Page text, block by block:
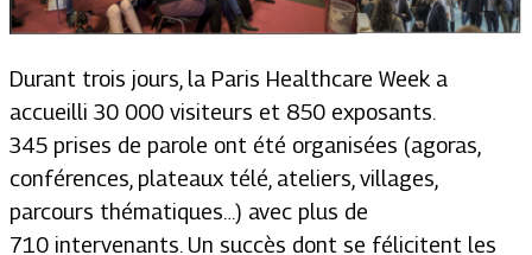
Durant trois jours, la Paris Healthcare Week a
accueilli 30 000 visiteurs et 850 exposants.
345 prises de parole ont été organisées (agoras,
conférences, plateaux télé, ateliers, villages,
parcours thématiques…) avec plus de
710 intervenants. Un succès dont se félicitent les